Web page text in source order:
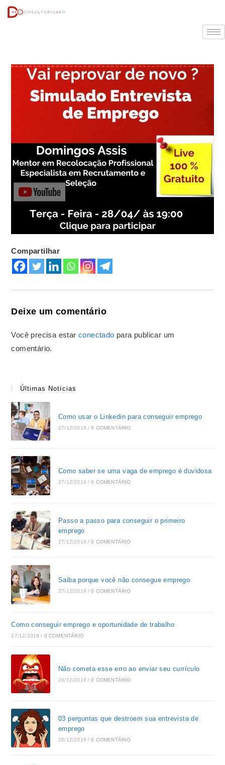
Compartilhar
Deixe um comentário
Você precisa estarconectado para publicar um
comentário.
Últimas Notícias
Como usar o Linkedin para conseguir emprego
27/12/2019 / 0 COMENTÁRIO
Como saber se uma vaga de emprego é duvidosa
27/12/2019 / 0 COMENTÁRIO
Passo a passo para conseguir o primeiro
emprego
27/12/2019 / 0 COMENTÁRIO
Saiba porque você não consegue emprego
27/12/2019 / 0 COMENTÁRIO
Como conseguir emprego e oportunidade de trabalho
27/12/2019 / 0 COMENTÁRIO
Não cometa esse erro ao enviar seu currículo
26/12/2019 / 0 COMENTÁRIO
03 perguntas que destroem sua entrevista de
emprego
26/12/2019 / 0 COMENTÁRIO